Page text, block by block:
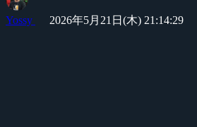
Yossy 2026年5月21日(木) 21:14:29